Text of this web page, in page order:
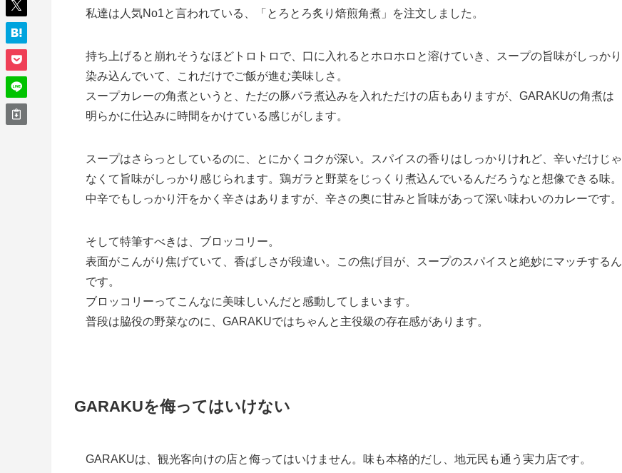
私達は人気No1と言われている、「とろとろ炙り焙煎角煮」を注文しました。
持ち上げると崩れそうなほどトロトロで、口に入れるとホロホロと溶けていき、スープの旨味がしっかり
染み込んでいて、これだけでご飯が進む美味しさ。
スープカレーの角煮というと、ただの豚バラ煮込みを入れただけの店もありますが、GARAKUの角煮は
明らかに仕込みに時間をかけている感じがします。
スープはさらっとしているのに、とにかくコクが深い。スパイスの香りはしっかりけれど、辛いだけじゃ
なくて旨味がしっかり感じられます。鶏ガラと野菜をじっくり煮込んでいるんだろうなと想像できる味。
中辛でもしっかり汗をかく辛さはありますが、辛さの奥に甘みと旨味があって深い味わいのカレーです。
そして特筆すべきは、ブロッコリー。
表面がこんがり焦げていて、香ばしさが段違い。この焦げ目が、スープのスパイスと絶妙にマッチするん
です。
ブロッコリーってこんなに美味しいんだと感動してしまいます。
普段は脇役の野菜なのに、GARAKUではちゃんと主役級の存在感があります。
GARAKUを侮ってはいけない
GARAKUは、観光客向けの店と侮ってはいけません。味も本格的だし、地元民も通う実力店です。